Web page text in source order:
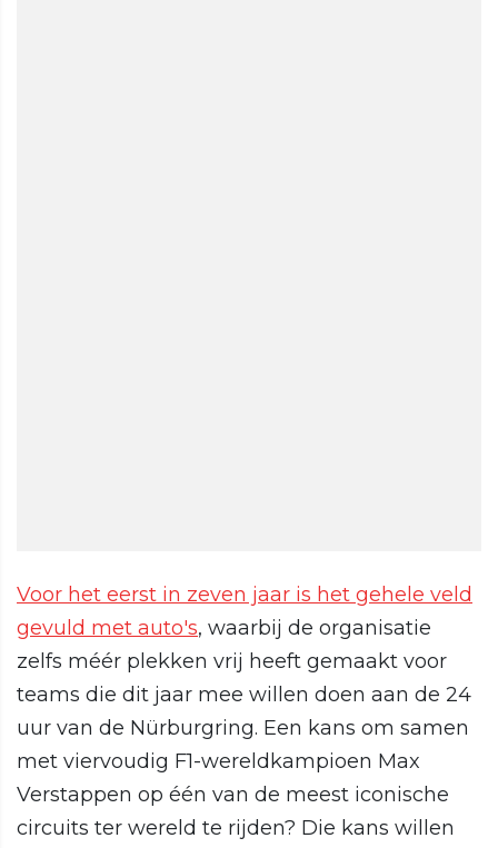
Voor het eerst in zeven jaar is het gehele veld
gevuld met auto's, waarbij de organisatie
zelfs méér plekken vrij heeft gemaakt voor
teams die dit jaar mee willen doen aan de 24
uur van de Nürburgring. Een kans om samen
met viervoudig F1-wereldkampioen Max
Verstappen op één van de meest iconische
circuits ter wereld te rijden? Die kans willen